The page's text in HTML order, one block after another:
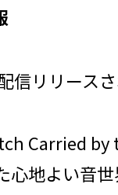
信リリースさ
Carried
地よい音世